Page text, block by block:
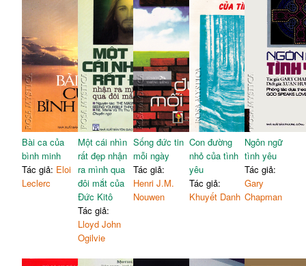
Bài ca của
bình minh
Tác giả: Eloi
Leclerc
Một cái nhìn
rất đẹp nhận
ra mình qua
đôi mắt của
Đức Kitô
Tác giả:
Lloyd John
Ogilvie
Sống đức tin
mỗi ngày
Tác giả:
Henri J.M.
Nouwen
Con đường
nhỏ của tình
yêu
Tác giả:
Khuyết Danh
Ngôn ngữ
tình yêu
Tác giả:
Gary
Chapman